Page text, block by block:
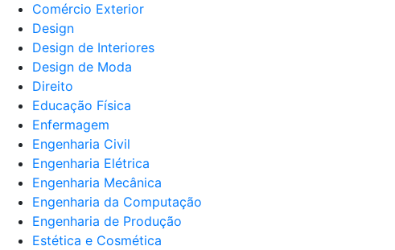
Comércio Exterior
Design
Design de Interiores
Design de Moda
Direito
Educação Física
Enfermagem
Engenharia Civil
Engenharia Elétrica
Engenharia Mecânica
Engenharia da Computação
Engenharia de Produção
Estética e Cosmética